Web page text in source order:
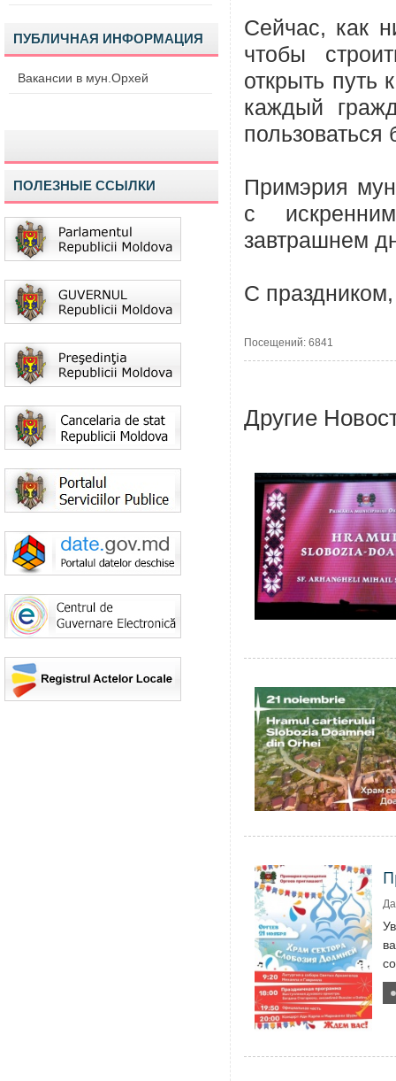
ПУБЛИЧНАЯ ИНФОРМАЦИЯ
Вакансии в мун.Орхей
ПОЛЕЗНЫЕ ССЫЛКИ
Сейчас, как
чтобы
открыть путь
каждый
Примэрия
с
завтрашнем
С
Посещений: 6841
Другие